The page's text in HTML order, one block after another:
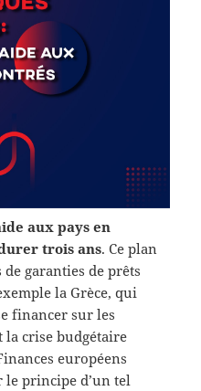
aux pays en
trois ans. Ce plan
garanties de prêts
la Grèce, qui
financer sur les
crise budgétaire
européens
le principe d’un tel